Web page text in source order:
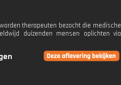
therapeuten bezocht die medische
duizenden mensen oplichten via